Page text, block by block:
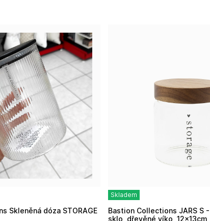
Skladem
Bastion Collections JARS S - Storage, dóza
sklo, dřevěné víko, 12x13cm